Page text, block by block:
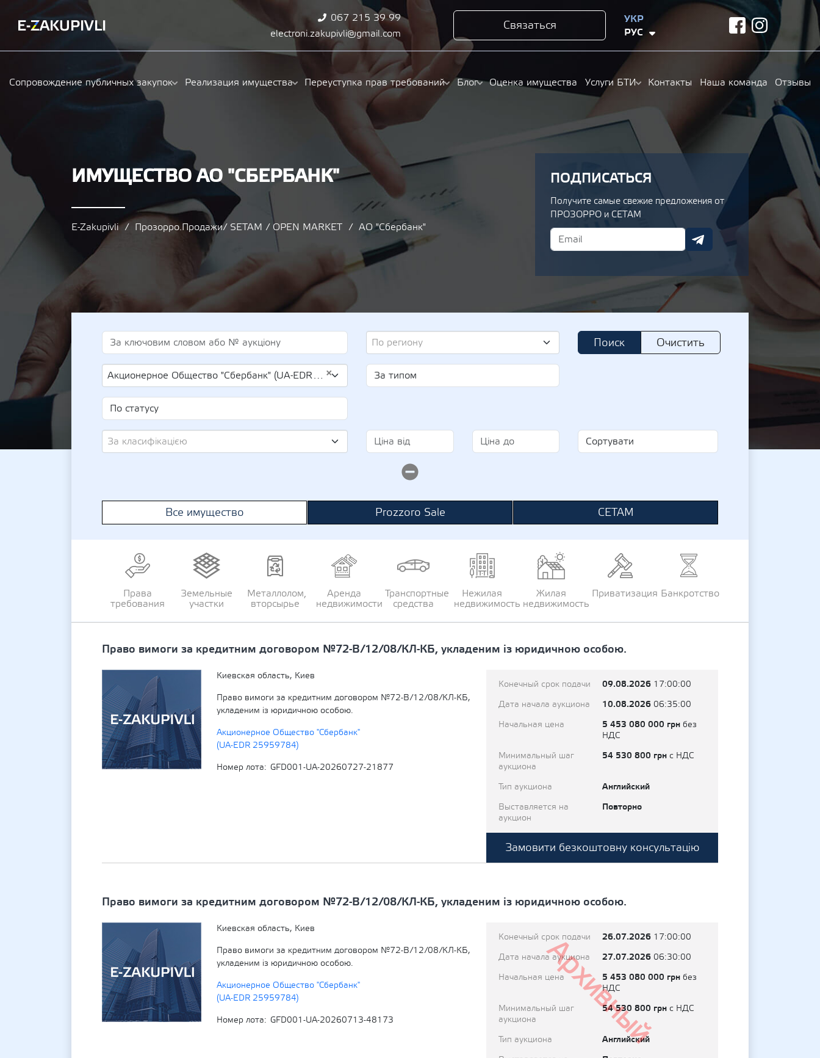
067 215 39 99
electroni.zakupivli@gmail.com
Связаться
УКР
РУС
facebookinstagram
Сопровождение публичных закупок Реализация имущества Переуступка прав требований Блог Оценка имущества Услуги БТИ Контакты Наша команда Отзывы
ИМУЩЕСТВО АО "СБЕРБАНК"
E-Zakupivli Прозорро.Продажи/ SETAM / OPEN MARKET АО "Сбербанк"
ПОДПИСАТЬСЯ
Получите самые свежие предложения от
ПРОЗОРРО и СЕТАМ
По региону Поиск Очистить
×
Акционерное Общество "Сбербанк" (UA-EDR 25959784)
За класифікацією
Все имущество Prozzoro Sale СЕТАМ
Права
требования
Земельные
участки
Металлолом,
вторсырье
Аренда
недвижимости
Транспортные
средства
Нежилая
недвижимость
Жилая
недвижимость
Приватизация Банкротство
Право вимоги за кредитним договором №72-В/12/08/КЛ-КБ, укладеним із юридичною особою.
Киевская область, Киев
Право вимоги за кредитним договором №72-В/12/08/КЛ-КБ,
укладеним із юридичною особою.
Акционерное Общество "Сбербанк"
(UA-EDR 25959784)
Номер лота
GFD001-UA-20260727-21877
Конечный срок подачи 09.08.2026 17:00:00
Дата начала аукциона
10.08.2026 06:35:00
Начальная цена
5 453 080 000 грн без
НДС
Минимальный шаг
аукциона
54 530 800 грн с НДС
Тип аукциона Английский
Выставляется на
аукцион
Повторно
Замовити безкоштовну консультацію
Право вимоги за кредитним договором №72-В/12/08/КЛ-КБ, укладеним із юридичною особою.
Киевская область, Киев
Право вимоги за кредитним договором №72-В/12/08/КЛ-КБ,
укладеним із юридичною особою.
Акционерное Общество "Сбербанк"
(UA-EDR 25959784)
Номер лота
GFD001-UA-20260713-48173 Архивный
Конечный срок подачи 26.07.2026 17:00:00
Дата начала аукциона
27.07.2026 06:30:00
Начальная цена
5 453 080 000 грн без
НДС
Минимальный шаг
аукциона
54 530 800 грн с НДС
Тип аукциона Английский